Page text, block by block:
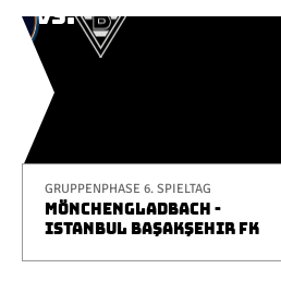
GRUPPENPHASE 6. SPIELTAG
MÖNCHENGLADBACH -
ISTANBUL BAŞAKŞEHIR FK